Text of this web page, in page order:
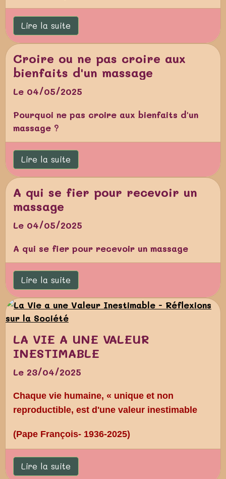
Lire la suite
Croire ou ne pas croire aux
bienfaits d'un massage
Le 04/05/2025
Pourquoi ne pas croire aux bienfaits d'un
massage ?
Lire la suite
A qui se fier pour recevoir un
massage
Le 04/05/2025
A qui se fier pour recevoir un massage
Lire la suite
LA VIE A UNE VALEUR
INESTIMABLE
Le 23/04/2025
Chaque vie humaine, « unique et non
reproductible, est d'une valeur inestimable
(Pape François- 1936-2025)
Lire la suite